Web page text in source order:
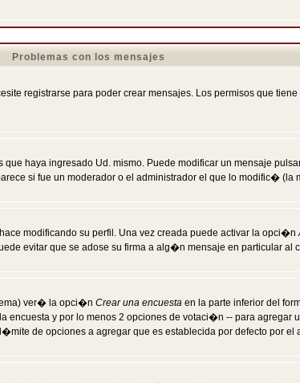
Problemas con los mensajes
registrarse para poder crear mensajes. Los permisos que
haya ingresado Ud. mismo. Puede modificar un mensaje
si fue un moderador o el administrador el que lo modific� (la
modificando su perfil. Una vez creada puede activar la opci�n
evitar que se adose su firma a alg�n mensaje en particular al
ver� la opci�n Crear una encuesta en la parte inferior del
y por lo menos 2 opciones de votaci�n -- para
de opciones a agregar que es establecida por defecto por el